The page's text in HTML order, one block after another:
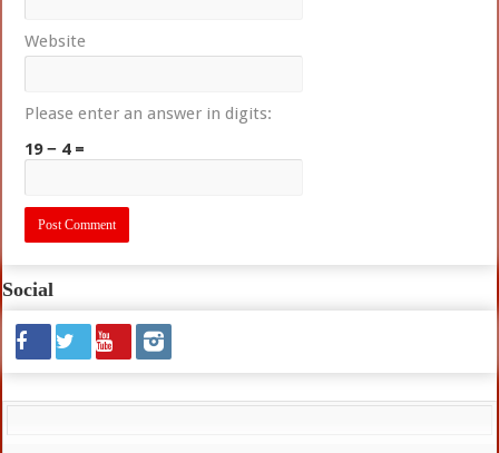
Website
Please enter an answer in digits:
19 − 4 =
Social